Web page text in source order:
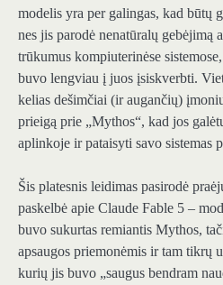
modelis yra per galingas, kad būtų
nes jis parodė nenatūralų gebėjimą
trūkumus kompiuterinėse
buvo lengviau į juos įsiskverbti.
kelias dešimčiai (ir augančių)
prieigą prie „Mythos“, kad jos
aplinkoje ir pataisyti savo sistemas
Šis platesnis leidimas pasirodė
paskelbė apie Claude Fable 5 –
buvo sukurtas remiantis Mythos,
apsaugos priemonėmis ir tam tikrų
kurių jis buvo „saugus bendram